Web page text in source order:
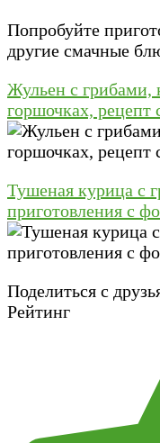
Попробуйте
другие смачные
Жульен с грибами,
горшочках, рецепт
Тушеная курица с
приготовления с
Поделиться с
Рейтинг